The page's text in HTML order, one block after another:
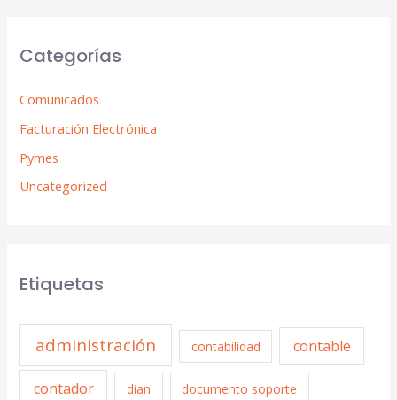
Categorías
Comunicados
Facturación Electrónica
Pymes
Uncategorized
Etiquetas
administración contabilidad contable
contador dian documento soporte